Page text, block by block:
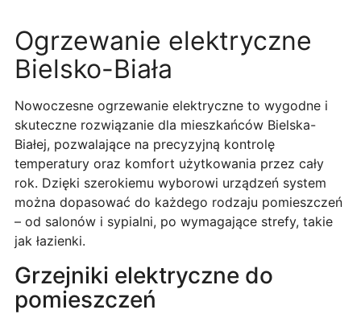
Ogrzewanie elektryczne
Bielsko-Biała
Nowoczesne ogrzewanie elektryczne to wygodne i
skuteczne rozwiązanie dla mieszkańców Bielska-
Białej, pozwalające na precyzyjną kontrolę
temperatury oraz komfort użytkowania przez cały
rok. Dzięki szerokiemu wyborowi urządzeń system
można dopasować do każdego rodzaju pomieszczeń
– od salonów i sypialni, po wymagające strefy, takie
jak łazienki.
Grzejniki elektryczne do
pomieszczeń